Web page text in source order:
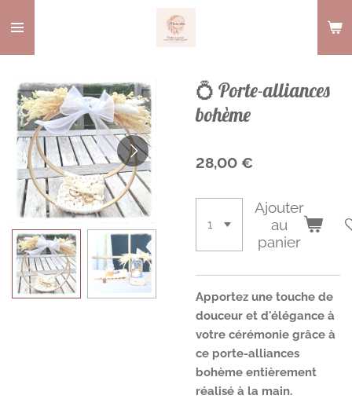
au
contenu
💍 Porte-alliances
bohème
28,00 €
Ajouter
au
panier
Apportez une touche de
douceur et d'élégance à
votre cérémonie grâce à
ce porte-alliances
bohème entièrement
réalisé à la main.